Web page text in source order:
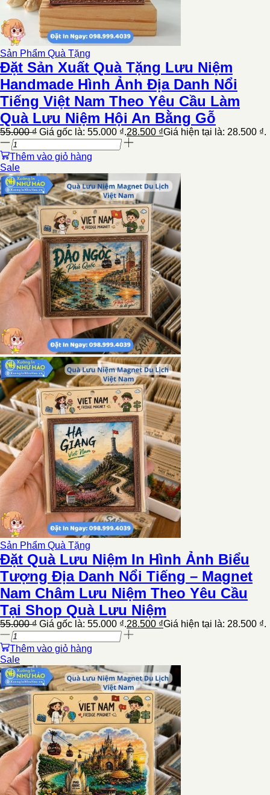
Sản Phẩm Quà Tặng
Đặt Sản Xuất Quà Tặng Lưu Niệm
Handmade Hình Ảnh Địa Danh Nổi
Tiếng Việt Nam Theo Yêu Cầu Làm
Quà Lưu Niệm Hội An Bằng Gỗ
55.000₫ Giá gốc là: 55.000 ₫.28.500 ₫Giá hiện tại là: 28.500 ₫.
Thêm vào giỏ hàng
Sale
Sản Phẩm Quà Tặng
Đặt Quà Lưu Niệm In Hình Ảnh Biểu
Tượng Địa Danh Nổi Tiếng – Magnet
Nam Châm Lưu Niệm Theo Yêu Cầu
Tại Shop Quà Lưu Niệm
55.000₫ Giá gốc là: 55.000 ₫.28.500 ₫Giá hiện tại là: 28.500 ₫.
Thêm vào giỏ hàng
Sale